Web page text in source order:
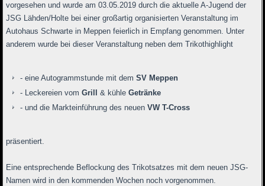
vorgesehen und wurde am 03.05.2019 durch die aktuelle A-Jugend der
JSG Lähden/Holte bei einer großartig organisierten Veranstaltung im
Autohaus Schwarte in Meppen feierlich in Empfang genommen. Unter
anderem wurde bei dieser Veranstaltung neben dem Trikothighlight
- eine Autogrammstunde mit demSV Meppen
- Leckereien vomGrill& kühle Getränke
- und die Markteinführung des neuenVW T-Cross
präsentiert.
Eine entsprechende Beflockung des Trikotsatzes mit dem neuen JSG-
Namen wird in den kommenden Wochen noch vorgenommen.